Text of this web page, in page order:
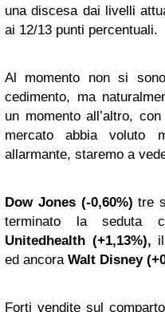
una discesa dai livelli
ai 12/13 punti percentuali.
Al momento non si
cedimento, ma
un momento all’altro,
mercato abbia voluto
allarmante, staremo a
Dow Jones (-0,60%) tre
terminato la seduta
Unitedhealth (+1,13%),
ed ancora Walt Disney
Forti vendite sul